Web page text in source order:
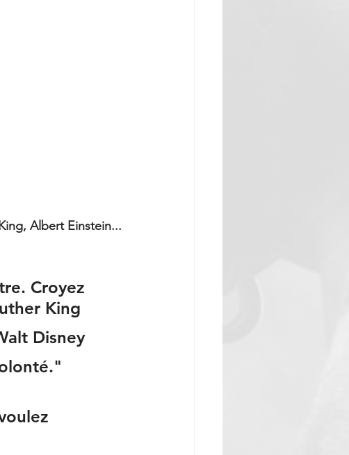
Croyez
King
Disney